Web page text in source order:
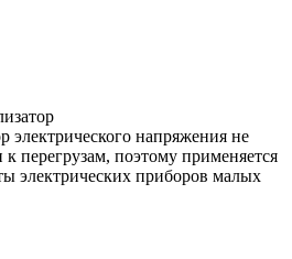
электрического напряжения не
перегрузам, поэтому применяется
электрических приборов малых